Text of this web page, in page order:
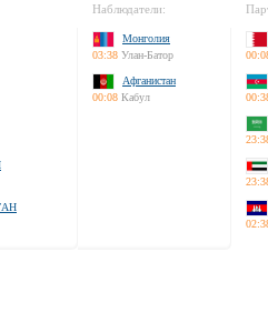
Наблюдатели:
Монголия
03:38 Улан-Батор
Афганистан
00:08 Кабул